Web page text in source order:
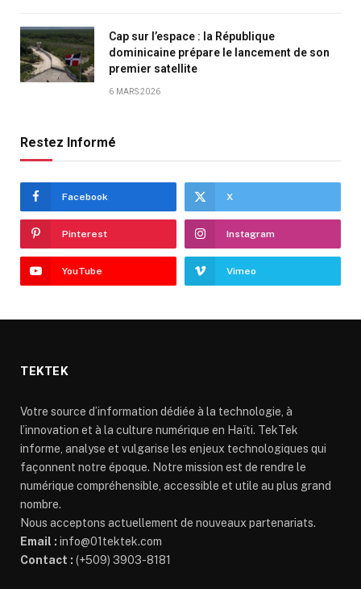
Cap sur l’espace : la République
dominicaine prépare le lancement de son
premier satellite
6 MARS 2026
Restez Informé
Facebook X
Pinterest Instagram
YouTube Vimeo
TEKTEK
Votre source d’information dédiée à la technologie, à
l’innovation et à la culture numérique en Haïti. TekTek
informe, analyse et vulgarise les enjeux technologiques qui
façonnent notre époque. Notre mission est de rendre le
numérique compréhensible, accessible et utile au plus grand
nombre.
Nous acceptons actuellement de nouveaux partenariats.
Email : info@01tektek.com
Contact : (+509) 3903-8181